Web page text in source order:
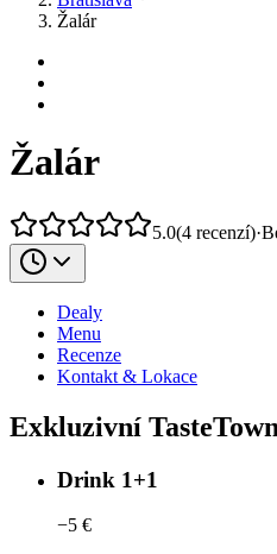
Žalár
Žalár
5.0(4 recenzí)·
Dealy
Menu
Recenze
Kontakt & Lokace
Exkluzivní
Drink 1+1
−5 €